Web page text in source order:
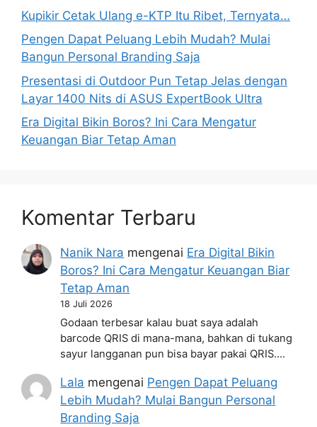
Kupikir Cetak Ulang e-KTP Itu Ribet, Ternyata…
Pengen Dapat Peluang Lebih Mudah? Mulai
Bangun Personal Branding Saja
Presentasi di Outdoor Pun Tetap Jelas dengan
Layar 1400 Nits di ASUS ExpertBook Ultra
Era Digital Bikin Boros? Ini Cara Mengatur
Keuangan Biar Tetap Aman
Komentar Terbaru
Nanik Nara mengenai Era Digital Bikin
Boros? Ini Cara Mengatur Keuangan Biar
Tetap Aman
18 Juli 2026
Godaan terbesar kalau buat saya adalah
barcode QRIS di mana-mana, bahkan di tukang
sayur langganan pun bisa bayar pakai QRIS.…
Lala mengenai Pengen Dapat Peluang
Lebih Mudah? Mulai Bangun Personal
Branding Saja